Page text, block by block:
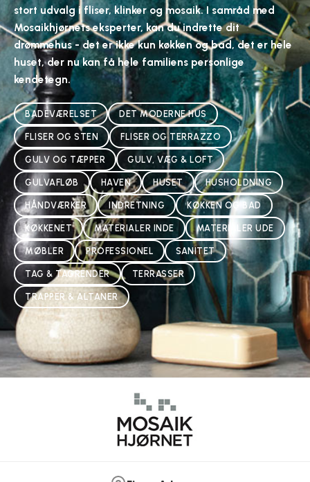
stort udvalg i fliser, klinker og mosaik. I samråd med
Mosaikhjørnets eksperter, kan du indrette dit
drømmehus - det er ikke kun køkken og bad, det er hele
huset, der nu kan få hele familiens personlige
kendetegn.
BADEVÆRELSET DET MODERNE HUS
FLISER OG STEN FLISER OG TERRAZZO
GULV OG TÆPPER GULV, VÆG & LOFT
GULVAFLØB HAVEN HUSET HUSHOLDNING
HÅNDVÆRKER INDRETNING KØKKEN OG BAD
KØKKENET MATERIALER INDE MATERIALER UDE
MØBLER PROFESSIONEL SANITET
TAG & TAGRENDER TERRASSER
TRAPPER & ALTANER